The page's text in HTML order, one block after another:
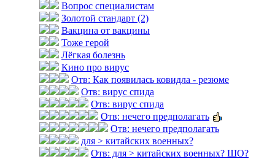
Вопрос специалистам
Золотой стандарт (2)
Вакцина от вакцины
Тоже герой
Лёгкая болезнь
Кино про вирус
Отв: Как появилась ковидла - резюме
Отв: вирус спида
Отв: вирус спида
Отв: нечего предполагать
Отв: нечего предполагать
для > китайских военных?
Отв: для > китайских военных? ШО?